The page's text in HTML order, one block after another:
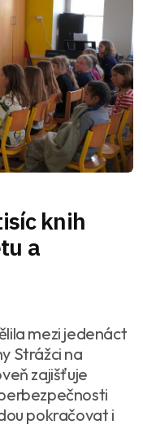
knih
a
mezi jedenáct
Strážci na
zajišťuje
pokračovat i